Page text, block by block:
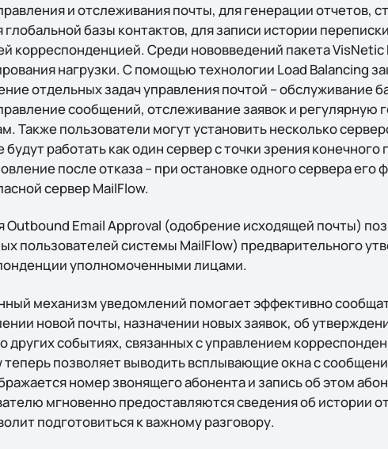
и отслеживания почты, для генерации отчетов,
глобальной базы контактов, для записи истории
корреспонденцией. Среди нововведений пакета VisNetic
нагрузки. С помощью технологии Load Balancing
отдельных задач управления почтой – обслуживание
сообщений, отслеживание заявок и регулярную
Также пользователи могут установить несколько
будут работать как один сервер с точки зрения
после отказа – при остановке одного сервера его
сервер MailFlow.
Outbound Email Approval (одобрение исходящей почты)
пользователей системы MailFlow) предварительного
уполномоченными лицами.
механизм уведомлений помогает эффективно
новой почты, назначении новых заявок, об
других событиях, связанных с управлением
теперь позволяет выводить всплывающие окна с
номер звонящего абонента и запись об этом
мгновенно предоставляются сведения об истории
подготовиться к важному разговору.